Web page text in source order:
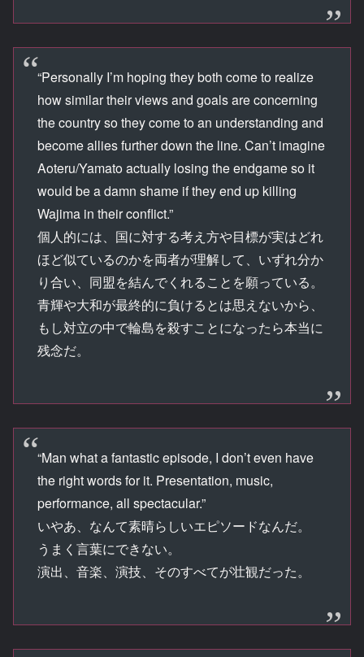
“Personally I’m hoping they both come to realize
how similar their views and goals are concerning
the country so they come to an understanding and
become allies further down the line. Can’t imagine
Aoteru/Yamato actually losing the endgame so it
would be a damn shame if they end up killing
Wajima in their conflict.”
個人的には、国に対する考え方や目標が実はどれ
ほど似ているのかを両者が理解して、いずれ分か
り合い、同盟を結んでくれることを願っている。
青輝や大和が最終的に負けるとは思えないから、
もし対立の中で輪島を殺すことになったら本当に
残念だ。
“Man what a fantastic episode, I don’t even have
the right words for it. Presentation, music,
performance, all spectacular.”
いやあ、なんて素晴らしいエピソードなんだ。
うまく言葉にできない。
演出、音楽、演技、そのすべてが壮観だった。